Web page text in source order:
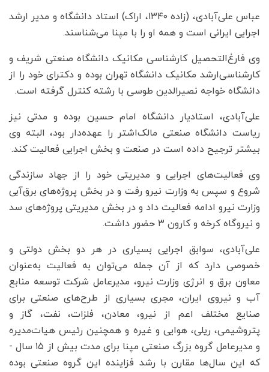
عباس علی‌آبادی، (زاده ۱۳۴۰، اراک) استاد دانشگاه و مدیر ارشد
اجرایی ایرانی است و همه او را با مپنا می‌شناسند.
وی فارغ‌التحصیل کارشناسی مکانیک دانشگاه صنعتی شریف و
کارشناسی‌ارشد مکانیک دانشگاه تهران بوده و دکترای خود را از
دانشگاه خواجه نصیرالدین طوسی با رشته کنترل گرفته است.
علی‌آبادی، استادیار دانشگاه امام حسین بوده و مدتی نیز
ریاست دانشگاه صنعتی مالک‌اشتر را عهده‌دار بود، البته وی
بیشتر ترجیح داده است در صنعت و بخش اجرایی فعالیت کند.
وی فعالیت‌های اجرایی و مدیریتی خود را از جهاد سازندگی
شروع و سپس به وزارت نیرو رفت و در بخش پروژه‌های برق‌آبی
وزارت نیرو ادامه فعالیت داد و در بخش مدیریتی پروژه‌های سد
و نیروگاه کرخه و کارون ۳ حضور داشت.
علی‌آبادی، سوابق اجرایی بسیاری در هر دو بخش دولتی و
خصوصی دارد که از آن جمله می‌توان به فعالیت به‌عنوان
معاون برق و انرژی وزارت نیرو، مدیرعامل شرکت توسعه منابع
آب و نیروی ایران، مجری بسیاری از طرح‌های صنعتی برای
صنایع مختلف اعم از نیرو، معادن، فلزات، نفت، گاز و
پتروشیمی، ریلی، هوایی و غیره و همچنین رئیس هیات‌مدیره
و مدیرعامل گروه بزرگ صنعتی مپنا برای مدت بیش از ۱۵ سال -
که این سال‌ها مقارن با رشد فزاینده این گروه صنعتی بوده